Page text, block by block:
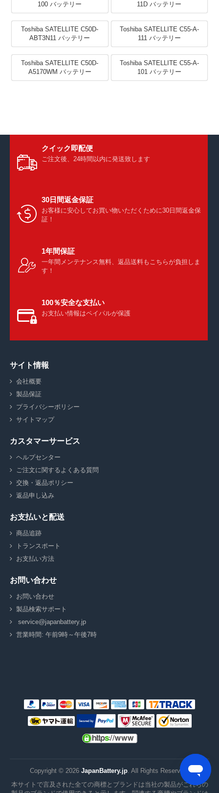
100 バッテリー
11D バッテリー
Toshiba SATELLITE C50D-
ABT3N11 バッテリー
Toshiba SATELLITE C55-A-
111 バッテリー
Toshiba SATELLITE C50D-
A5170WM バッテリー
Toshiba SATELLITE C55-A-
101 バッテリー
クイック即配便
ご注文後、24時間以内に発送致します
30日間返金保証
お客様に安心してお買い物いただくために30日間返金保
証！
1年間保証
一年間メンテナンス無料、返品送料もこちらが負担しま
す！
100％安全な支払い
お支払い情報はペイパルが保護
サイト情報
会社概要
製品保証
プライバシーポリシー
サイトマップ
カスタマーサービス
ヘルプセンター
ご注文に関するよくある質問
交換・返品ポリシー
返品申し込み
お支払いと配送
商品追跡
トランスポート
お支払い方法
お問い合わせ
お問い合わせ
製品検索サポート
service@japanbattery.jp
営業時間: 午前9時～午後7時
Copyright © 2026 JapanBattery.jp. All Rights Reserved.
本サイトで言及された全ての商標とブランドは当社の製品がこれらの